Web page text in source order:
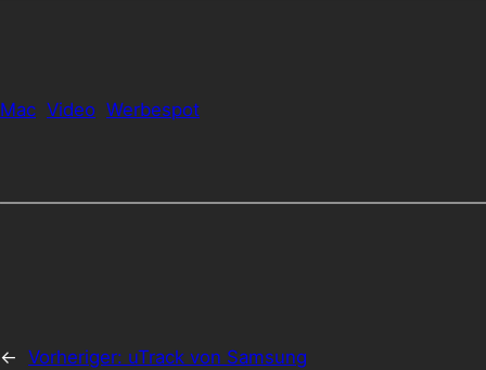
Mac Video Werbespot
← Vorheriger: uTrack von Samsung